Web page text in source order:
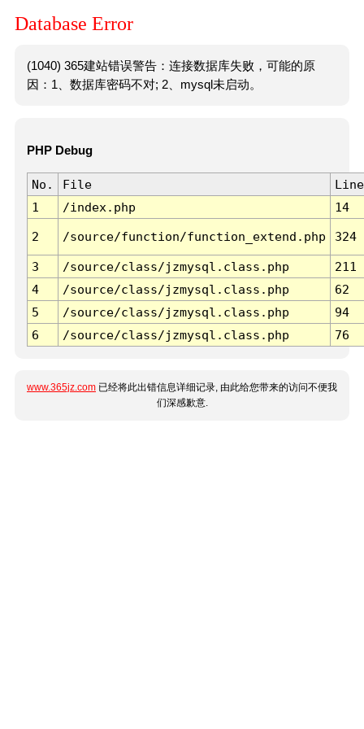
Database Error
(1040) 365建站错误警告：连接数据库失败，可能的原
因：1、数据库密码不对; 2、mysql未启动。
PHP Debug
No. File
Line
1
/index.php 14
2 /source/function/function_extend.php 324
3 /source/class/jzmysql.class.php
211
4
/source/class/jzmysql.class.php
62
5
/source/class/jzmysql.class.php
94
6
/source/class/jzmysql.class.php 76
www.365jz.com 已经将此出错信息详细记录, 由此给您带来的访问不便我
们深感歉意.